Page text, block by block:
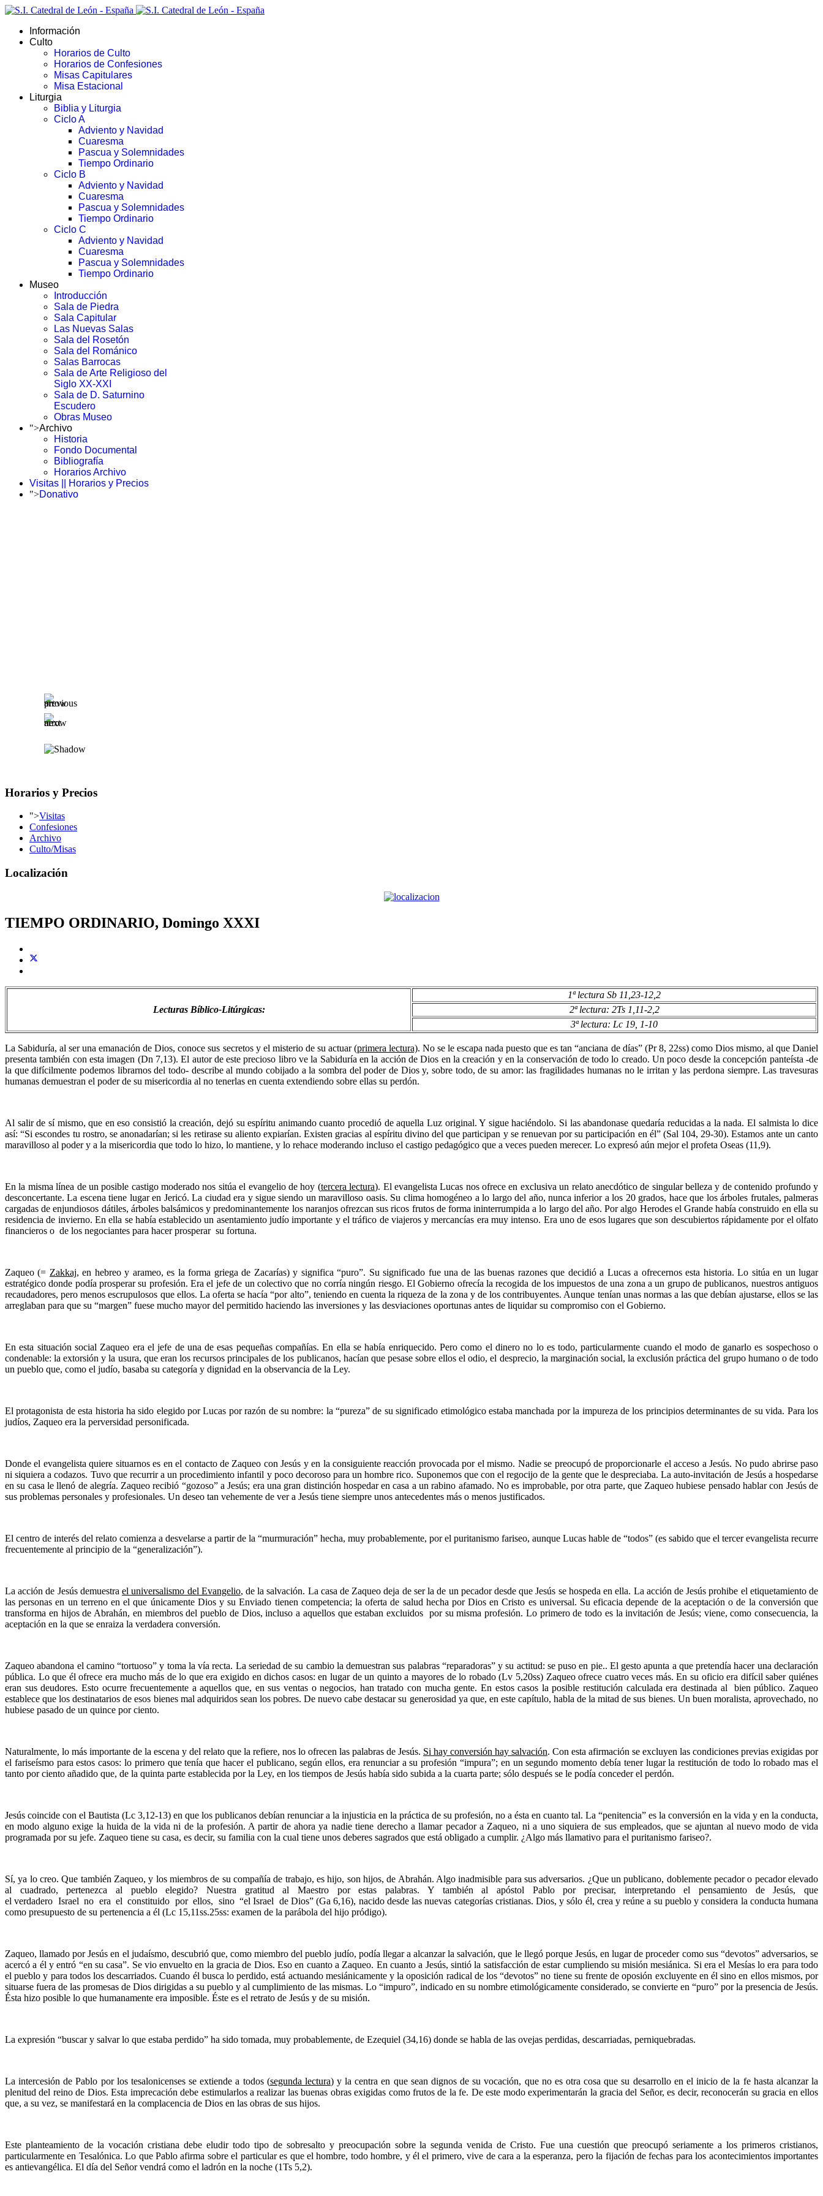
Información
Culto
Horarios de Culto
Horarios de Confesiones
Misas Capitulares
Misa Estacional
Liturgia
Biblia y Liturgia
Ciclo A
Adviento y Navidad
Cuaresma
Pascua y Solemnidades
Tiempo Ordinario
Ciclo B
Adviento y Navidad
Cuaresma
Pascua y Solemnidades
Tiempo Ordinario
Ciclo C
Adviento y Navidad
Cuaresma
Pascua y Solemnidades
Tiempo Ordinario
Museo
Introducción
Sala de Piedra
Sala Capitular
Las Nuevas Salas
Sala del Rosetón
Sala del Románico
Salas Barrocas
Sala de Arte Religioso del
Siglo XX-XXI
Sala de D. Saturnino
Escudero
Obras Museo
">Archivo
Historia
Fondo Documental
Bibliografía
Horarios Archivo
Visitas || Horarios y Precios
">Donativo
Horarios y Precios
">Visitas
Confesiones
Archivo
Culto/Misas
Localización
TIEMPO ORDINARIO, Domingo XXXI
Lecturas Bíblico-Litúrgicas:
1ª lectura Sb 11,23-12,2
2ª lectura: 2Ts 1,11-2,2
3ª lectura: Lc 19, 1-10
La Sabiduría, al ser una emanación de Dios, conoce sus secretos y el misterio de su actuar (primera lectura). No se le escapa nada puesto que es tan “anciana de días” (Pr 8, 22ss) como Dios mismo, al que Daniel
presenta también con esta imagen (Dn 7,13). El autor de este precioso libro ve la Sabiduría en la acción de Dios en la creación y en la conservación de todo lo creado. Un poco desde la concepción panteísta -de
la que difícilmente podemos librarnos del todo- describe al mundo cobijado a la sombra del poder de Dios y, sobre todo, de su amor: las fragilidades humanas no le irritan y las perdona siempre. Las travesuras
humanas demuestran el poder de su misericordia al no tenerlas en cuenta extendiendo sobre ellas su perdón.
Al salir de sí mismo, que en eso consistió la creación, dejó su espíritu animando cuanto procedió de aquella Luz original. Y sigue haciéndolo. Si las abandonase quedaría reducidas a la nada. El salmista lo dice
así: “Si escondes tu rostro, se anonadarían; si les retirase su aliento expiarían. Existen gracias al espíritu divino del que participan y se renuevan por su participación en él” (Sal 104, 29-30). Estamos ante un canto
maravilloso al poder y a la misericordia que todo lo hizo, lo mantiene, y lo rehace moderando incluso el castigo pedagógico que a veces pueden merecer. Lo expresó aún mejor el profeta Oseas (11,9).
En la misma línea de un posible castigo moderado nos sitúa el evangelio de hoy (tercera lectura). El evangelista Lucas nos ofrece en exclusiva un relato anecdótico de singular belleza y de contenido profundo y
desconcertante. La escena tiene lugar en Jericó. La ciudad era y sigue siendo un maravilloso oasis. Su clima homogéneo a lo largo del año, nunca inferior a los 20 grados, hace que los árboles frutales, palmeras
cargadas de enjundiosos dátiles, árboles balsámicos y predominantemente los naranjos ofrezcan sus ricos frutos de forma ininterrumpida a lo largo del año. Por algo Herodes el Grande había construido en ella su
residencia de invierno. En ella se había establecido un asentamiento judío importante y el tráfico de viajeros y mercancías era muy intenso. Era uno de esos lugares que son descubiertos rápidamente por el olfato
financieros o de los negociantes para hacer prosperar su fortuna.
Zaqueo (= Zakkaj, en hebreo y arameo, es la forma griega de Zacarías) y significa “puro”. Su significado fue una de las buenas razones que decidió a Lucas a ofrecernos esta historia. Lo sitúa en un lugar
estratégico donde podía prosperar su profesión. Era el jefe de un colectivo que no corría ningún riesgo. El Gobierno ofrecía la recogida de los impuestos de una zona a un grupo de publicanos, nuestros antiguos
recaudadores, pero menos escrupulosos que ellos. La oferta se hacía “por alto”, teniendo en cuenta la riqueza de la zona y de los contribuyentes. Aunque tenían unas normas a las que debían ajustarse, ellos se las
arreglaban para que su “margen” fuese mucho mayor del permitido haciendo las inversiones y las desviaciones oportunas antes de liquidar su compromiso con el Gobierno.
En esta situación social Zaqueo era el jefe de una de esas pequeñas compañías. En ella se había enriquecido. Pero como el dinero no lo es todo, particularmente cuando el modo de ganarlo es sospechoso o
condenable: la extorsión y la usura, que eran los recursos principales de los publicanos, hacían que pesase sobre ellos el odio, el desprecio, la marginación social, la exclusión práctica del grupo humano o de todo
un pueblo que, como el judío, basaba su categoría y dignidad en la observancia de la Ley.
El protagonista de esta historia ha sido elegido por Lucas por razón de su nombre: la “pureza” de su significado etimológico estaba manchada por la impureza de los principios determinantes de su vida. Para los
judíos, Zaqueo era la perversidad personificada.
Donde el evangelista quiere situarnos es en el contacto de Zaqueo con Jesús y en la consiguiente reacción provocada por el mismo. Nadie se preocupó de proporcionarle el acceso a Jesús. No pudo abrirse paso
ni siquiera a codazos. Tuvo que recurrir a un procedimiento infantil y poco decoroso para un hombre rico. Suponemos que con el regocijo de la gente que le despreciaba. La auto-invitación de Jesús a hospedarse
en su casa le llenó de alegría. Zaqueo recibió “gozoso” a Jesús; era una gran distinción hospedar en casa a un rabino afamado. No es improbable, por otra parte, que Zaqueo hubiese pensado hablar con Jesús de
sus problemas personales y profesionales. Un deseo tan vehemente de ver a Jesús tiene siempre unos antecedentes más o menos justificados.
El centro de interés del relato comienza a desvelarse a partir de la “murmuración” hecha, muy probablemente, por el puritanismo fariseo, aunque Lucas hable de “todos” (es sabido que el tercer evangelista recurre
frecuentemente al principio de la “generalización”).
La acción de Jesús demuestrael universalismo del Evangelio, de la salvación. La casa de Zaqueo deja de ser la de un pecador desde que Jesús se hospeda en ella. La acción de Jesús prohibe el etiquetamiento de
las personas en un terreno en el que únicamente Dios y su Enviado tienen competencia; la oferta de salud hecha por Dios en Cristo es universal. Su eficacia depende de la aceptación o de la conversión que
transforma en hijos de Abrahán, en miembros del pueblo de Dios, incluso a aquellos que estaban excluidos por su misma profesión. Lo primero de todo es la invitación de Jesús; viene, como consecuencia, la
aceptación en la que se enraiza la verdadera conversión.
Zaqueo abandona el camino “tortuoso” y toma la vía recta. La seriedad de su cambio la demuestran sus palabras “reparadoras” y su actitud: se puso en pie.. El gesto apunta a que pretendía hacer una declaración
pública. Lo que él ofrece era mucho más de lo que era exigido en dichos casos: en lugar de un quinto a mayores de lo robado (Lv 5,20ss) Zaqueo ofrece cuatro veces más. En su oficio era difícil saber quiénes
eran sus deudores. Esto ocurre frecuentemente a aquellos que, en sus ventas o negocios, han tratado con mucha gente. En estos casos la posible restitución calculada era destinada al bien público. Zaqueo
establece que los destinatarios de esos bienes mal adquiridos sean los pobres. De nuevo cabe destacar su generosidad ya que, en este capítulo, habla de la mitad de sus bienes. Un buen moralista, aprovechado, no
hubiese pasado de un quince por ciento.
Naturalmente, lo más importante de la escena y del relato que la refiere, nos lo ofrecen las palabras de Jesús. Si hay conversión hay salvación. Con esta afirmación se excluyen las condiciones previas exigidas por
el fariseísmo para estos casos: lo primero que tenía que hacer el publicano, según ellos, era renunciar a su profesión “impura”; en un segundo momento debía tener lugar la restitución de todo lo robado mas el
tanto por ciento añadido que, de la quinta parte establecida por la Ley, en los tiempos de Jesús había sido subida a la cuarta parte; sólo después se le podía conceder el perdón.
Jesús coincide con el Bautista (Lc 3,12-13) en que los publicanos debían renunciar a la injusticia en la práctica de su profesión, no a ésta en cuanto tal. La “penitencia” es la conversión en la vida y en la conducta,
en modo alguno exige la huida de la vida ni de la profesión. A partir de ahora ya nadie tiene derecho a llamar pecador a Zaqueo, ni a uno siquiera de sus empleados, que se ajuntan al nuevo modo de vida
programada por su jefe. Zaqueo tiene su casa, es decir, su familia con la cual tiene unos deberes sagrados que está obligado a cumplir. ¿Algo más llamativo para el puritanismo fariseo?.
Sí, ya lo creo. Que también Zaqueo, y los miembros de su compañía de trabajo, es hijo, son hijos, de Abrahán. Algo inadmisible para sus adversarios. ¿Que un publicano, doblemente pecador o pecador elevado
al cuadrado, pertenezca al pueblo elegido? Nuestra gratitud al Maestro por estas palabras. Y también al apóstol Pablo por precisar, interpretando el pensamiento de Jesús, que
el verdadero Israel no era el constituido por ellos, sino “el Israel de Dios” (Ga 6,16), nacido desde las nuevas categorías cristianas. Dios, y sólo él, crea y reúne a su pueblo y considera la conducta humana
como presupuesto de su pertenencia a él (Lc 15,11ss.25ss: examen de la parábola del hijo pródigo).
Zaqueo, llamado por Jesús en el judaísmo, descubrió que, como miembro del pueblo judío, podía llegar a alcanzar la salvación, que le llegó porque Jesús, en lugar de proceder como sus “devotos” adversarios, se
acercó a él y entró “en su casa”. Se vio envuelto en la gracia de Dios. Eso en cuanto a Zaqueo. En cuanto a Jesús, sintió la satisfacción de estar cumpliendo su misión mesiánica. Si era el Mesías lo era para todo
el pueblo y para todos los descarriados. Cuando él busca lo perdido, está actuando mesiánicamente y la oposición radical de los “devotos” no tiene su frente de oposión excluyente en él sino en ellos mismos, por
situarse fuera de las promesas de Dios dirigidas a su pueblo y al cumplimiento de las mismas. Lo “impuro”, indicado en su nombre etimológicamente considerado, se convierte en “puro” por la presencia de Jesús.
Ésta hizo posible lo que humanamente era imposible. Éste es el retrato de Jesús y de su misión.
La expresión “buscar y salvar lo que estaba perdido” ha sido tomada, muy probablemente, de Ezequiel (34,16) donde se habla de las ovejas perdidas, descarriadas, perniquebradas.
La intercesión de Pablo por los tesalonicenses se extiende a todos (segunda lectura) y la centra en que sean dignos de su vocación, que no es otra cosa que su desarrollo en el inicio de la fe hasta alcanzar la
plenitud del reino de Dios. Esta imprecación debe estimularlos a realizar las buenas obras exigidas como frutos de la fe. De este modo experimentarán la gracia del Señor, es decir, reconocerán su gracia en ellos
que, a su vez, se manifestará en la complacencia de Dios en las obras de sus hijos.
Este planteamiento de la vocación cristiana debe eludir todo tipo de sobresalto y preocupación sobre la segunda venida de Cristo. Fue una cuestión que preocupó seriamente a los primeros cristianos,
particularmente en Tesalónica. Lo que Pablo afirma sobre el particular es que el hombre, todo hombre, y él el primero, vive de cara a la esperanza, pero la fijación de fechas para los acontecimientos importantes
es antievangélica. El día del Señor vendrá como el ladrón en la noche (1Ts 5,2).